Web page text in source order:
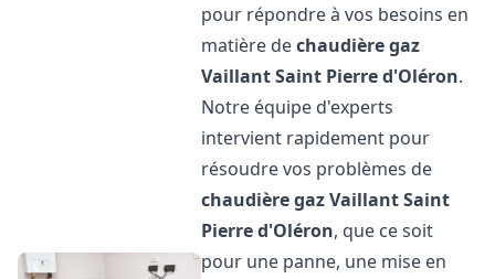
pour répondre à vos besoins en
matière dechaudière gaz
VaillantSaint Pierre d'Oléron.
Notre équipe d'experts
intervient rapidement pour
résoudre vos problèmes de
chaudière gaz VaillantSaint
Pierre d'Oléron, que ce soit
pour une panne, une mise en